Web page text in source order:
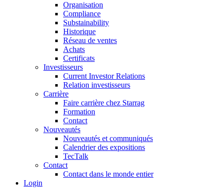
Organisation
Compliance
Substainability
Historique
Réseau de ventes
Achats
Certificats
Investisseurs
Current Investor Relations
Relation investisseurs
Carrière
Faire carrière chez Starrag
Formation
Contact
Nouveautés
Nouveautés et communiqués
Calendrier des expositions
TecTalk
Contact
Contact dans le monde entier
Login